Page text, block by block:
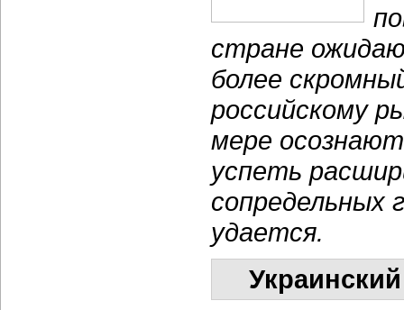
стране
более
российскому
мере
успеть
сопредельных
удается.